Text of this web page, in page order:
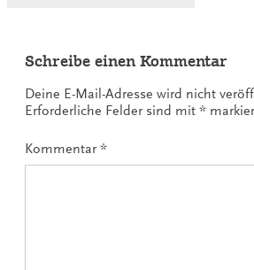
Schreibe einen Kommentar
Deine E-Mail-Adresse wird nicht
Erforderliche Felder sind mit *
Kommentar*